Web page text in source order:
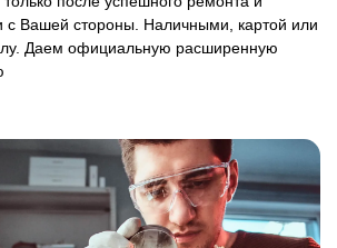
с Вашей стороны. Наличными, картой или
Даем официальную расширенную